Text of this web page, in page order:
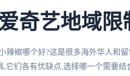
奇艺地域限
辣椒哪个好?这是很多海外华人和
,它们各有优缺点,选择哪一个需要